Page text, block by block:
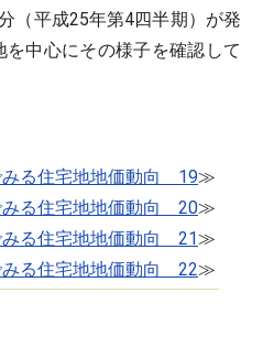
（平成25年第4四半期）が発
中心にその様子を確認して
みる住宅地地価動向 19≫
みる住宅地地価動向 20≫
みる住宅地地価動向 21≫
みる住宅地地価動向 22≫